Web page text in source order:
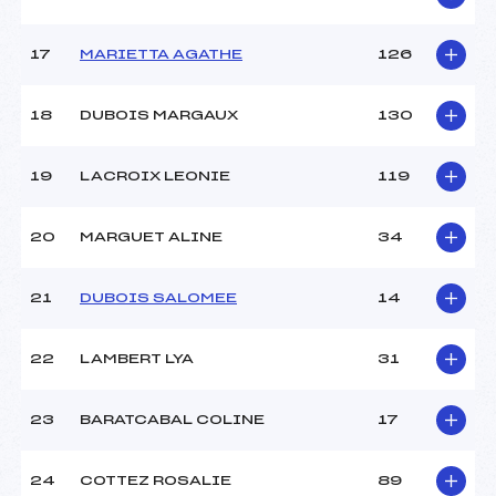
-1.3
U12+U14
17 MARIETTA AGATHE 126
18 DUBOIS MARGAUX 130
19 LACROIX LEONIE 119
20 MARGUET ALINE 34
21 DUBOIS SALOMEE 14
22 LAMBERT LYA 31
23 BARATCABAL COLINE 17
24 COTTEZ ROSALIE 89